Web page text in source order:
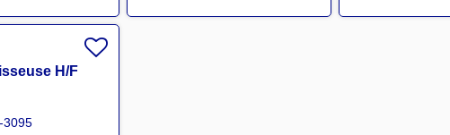
H/F
3095